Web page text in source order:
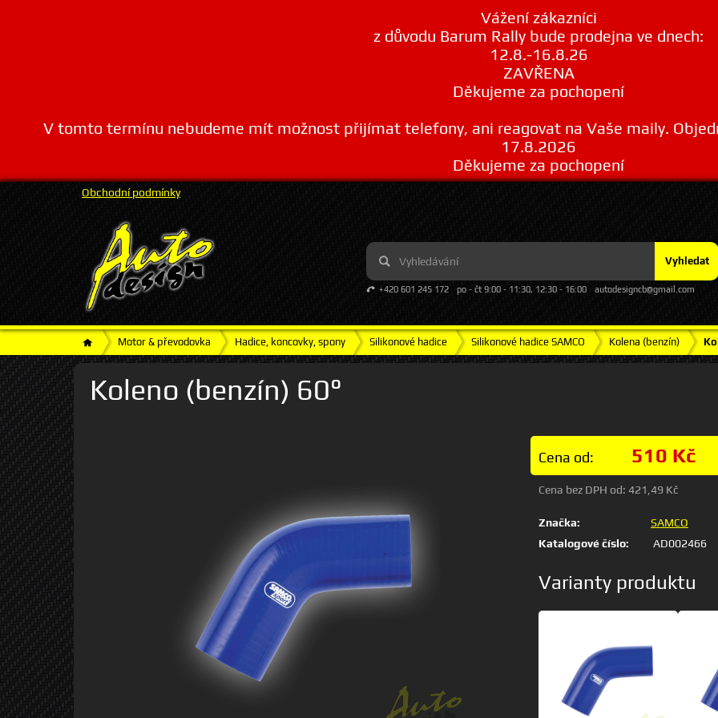
Vážení zákazníci
z důvodu Barum Rally bude prodejna ve dnech:
12.8.-16.8.26
ZAVŘENA
Děkujeme za pochopení
V tomto termínu nebudeme mít možnost přijímat telefony, ani reagovat na Vaše maily.
17.8.2026
Děkujeme za pochopení
Vyhledat
+420 601 245 172 po - čt 9:00 - 11:30, 12:30 - 16:00 autodesigncb@gmail.com
Obchodní podmínky
Motor & převodovka Hadice, koncovky, spony Silikonové hadice Silikonové hadice SAMCO Kolena (benzín)
Koleno (benzín) 60°
Cena od: 510 Kč
Cena bez DPH od: 421,49 Kč
Značka:
SAMCO
Katalogové číslo:
AD002466
Varianty produktu